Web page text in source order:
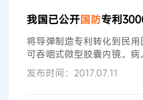
信息的解密与发布，是国防
来首次，是在军民融合深
军民之间科技信息交流互动
我国已公开国防专利
将导弹制造专利转化到民
可吞咽式微型胶囊内镜。
胶囊同样大小的内镜后，微
食道肠胃系统蠕动并实时
清晰，而且无痛无创、安
发布时间：2017.07.11